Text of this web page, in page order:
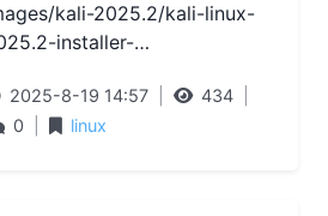
kali-2025.2/kali-linux-
installer-…
2025-8-19 14:57 434
0
linux